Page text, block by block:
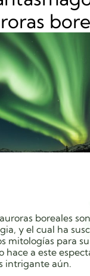
boreales
y el cual ha
mitologías para
hace a este
intrigante aún.